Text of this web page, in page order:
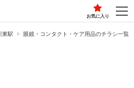
お気に入り
東駅 眼鏡・コンタクト・ケア用品のチラシ一覧